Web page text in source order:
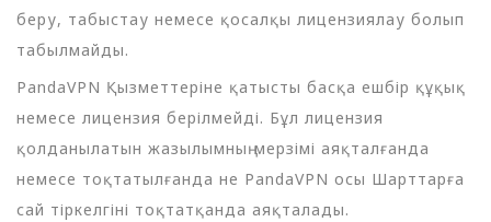
беру, табыстау немесе қосалқы лицензиялау болып
табылмайды.
PandaVPN Қызметтеріне қатысты басқа ешбір құқық
немесе лицензия берілмейді. Бұл лицензия
қолданылатын жазылымның мерзімі аяқталғанда
немесе тоқтатылғанда не PandaVPN осы Шарттарға
сай тіркелгіні тоқтатқанда аяқталады.